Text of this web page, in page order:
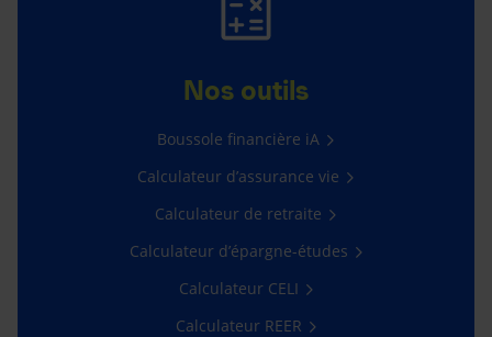
Nos outils
Boussole financière iA
Calculateur d’assurance vie
Calculateur de retraite
Calculateur d’épargne-études
Calculateur CELI
Calculateur REER